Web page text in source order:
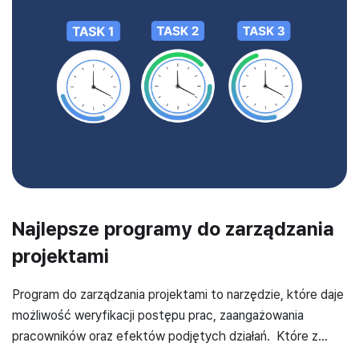
Najlepsze programy do zarządzania
projektami
Program do zarządzania projektami to narzędzie, które daje
możliwość weryfikacji postępu prac, zaangażowania
pracowników oraz efektów podjętych działań. Które z